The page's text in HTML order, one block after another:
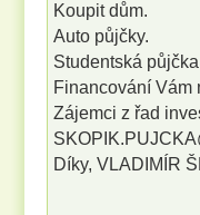
Koupit dům.
Auto půjčky.
Studentská
Financování Vám
Zájemci z řad
Díky, VLADIMÍR